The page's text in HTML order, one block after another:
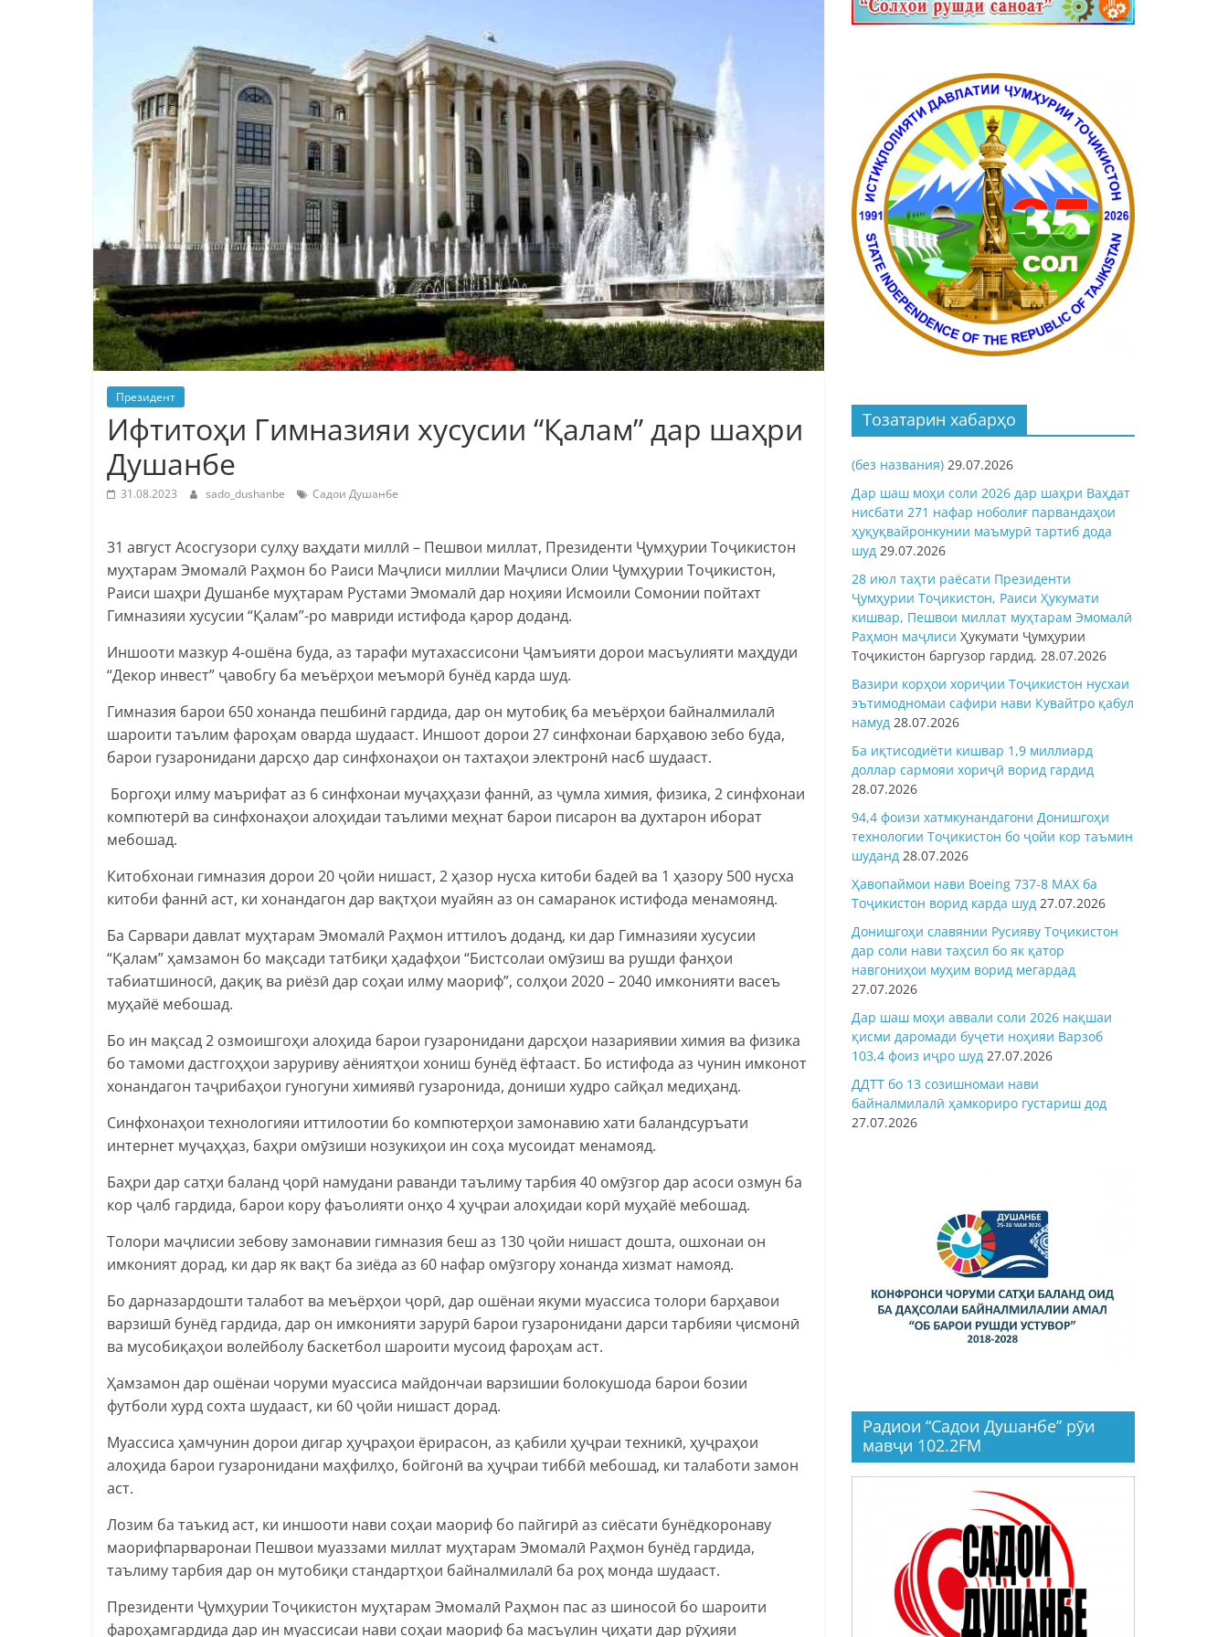
Президент
Ифтитоҳи Гимназияи хусусии “Қалам” дар шаҳри
Душанбе
31.08.2023 sado_dushanbe Садои Душанбе
31 август Асосгузори сулҳу ваҳдати миллӣ – Пешвои миллат, Президенти Ҷумҳурии Тоҷикистон
муҳтарам Эмомалӣ Раҳмон бо Раиси Маҷлиси миллии Маҷлиси Олии Ҷумҳурии Тоҷикистон,
Раиси шаҳри Душанбе муҳтарам Рустами Эмомалӣ дар ноҳияи Исмоили Сомонии пойтахт
Гимназияи хусусии “Қалам”-ро мавриди истифода қарор доданд.
Иншооти мазкур 4-ошёна буда, аз тарафи мутахассисони Ҷамъияти дорои масъулияти маҳдуди
“Декор инвест” ҷавобгу ба меъёрҳои меъморӣ бунёд карда шуд.
Гимназия барои 650 хонанда пешбинӣ гардида, дар он мутобиқ ба меъёрҳои байналмилалӣ
шароити таълим фароҳам оварда шудааст. Иншоот дорои 27 синфхонаи барҳавою зебо буда,
барои гузаронидани дарсҳо дар синфхонаҳои он тахтаҳои электронӣ насб шудааст.
Боргоҳи илму маърифат аз 6 синфхонаи муҷаҳҳази фаннӣ, аз ҷумла химия, физика, 2 синфхонаи
компютерӣ ва синфхонаҳои алоҳидаи таълими меҳнат барои писарон ва духтарон иборат
мебошад.
Китобхонаи гимназия дорои 20 ҷойи нишаст, 2 ҳазор нусха китоби бадеӣ ва 1 ҳазору 500 нусха
китоби фаннӣ аст, ки хонандагон дар вақтҳои муайян аз он самаранок истифода менамоянд.
Ба Сарвари давлат муҳтарам Эмомалӣ Раҳмон иттилоъ доданд, ки дар Гимназияи хусусии
“Қалам” ҳамзамон бо мақсади татбиқи ҳадафҳои “Бистсолаи омӯзиш ва рушди фанҳои
табиатшиносӣ, дақиқ ва риёзӣ дар соҳаи илму маориф”, солҳои 2020 – 2040 имконияти васеъ
муҳайё мебошад.
Бо ин мақсад 2 озмоишгоҳи алоҳида барои гузаронидани дарсҳои назариявии химия ва физика
бо тамоми дастгоҳҳои заруриву аёниятҳои хониш бунёд ёфтааст. Бо истифода аз чунин имконот
хонандагон таҷрибаҳои гуногуни химиявӣ гузаронида, дониши худро сайқал медиҳанд.
Синфхонаҳои технологияи иттилоотии бо компютерҳои замонавию хати баландсуръати
интернет муҷаҳҳаз, баҳри омӯзиши нозукиҳои ин соҳа мусоидат менамояд.
Баҳри дар сатҳи баланд ҷорӣ намудани раванди таълиму тарбия 40 омӯзгор дар асоси озмун ба
кор ҷалб гардида, барои кору фаъолияти онҳо 4 ҳуҷраи алоҳидаи корӣ муҳайё мебошад.
Толори маҷлисии зебову замонавии гимназия беш аз 130 ҷойи нишаст дошта, ошхонаи он
имконият дорад, ки дар як вақт ба зиёда аз 60 нафар омӯзгору хонанда хизмат намояд.
Бо дарназардошти талабот ва меъёрҳои ҷорӣ, дар ошёнаи якуми муассиса толори барҳавои
варзишӣ бунёд гардида, дар он имконияти зарурӣ барои гузаронидани дарси тарбияи ҷисмонӣ
ва мусобиқаҳои волейболу баскетбол шароити мусоид фароҳам аст.
Ҳамзамон дар ошёнаи чоруми муассиса майдончаи варзишии болокушода барои бозии
футболи хурд сохта шудааст, ки 60 ҷойи нишаст дорад.
Муассиса ҳамчунин дорои дигар ҳуҷраҳои ёрирасон, аз қабили ҳуҷраи техникӣ, ҳуҷраҳои
алоҳида барои гузаронидани маҳфилҳо, бойгонӣ ва ҳуҷраи тиббӣ мебошад, ки талаботи замон
аст.
Лозим ба таъкид аст, ки иншооти нави соҳаи маориф бо пайгирӣ аз сиёсати бунёдкоронаву
маорифпарваронаи Пешвои муаззами миллат муҳтарам Эмомалӣ Раҳмон бунёд гардида,
таълиму тарбия дар он мутобиқи стандартҳои байналмилалӣ ба роҳ монда шудааст.
Президенти Ҷумҳурии Тоҷикистон муҳтарам Эмомалӣ Раҳмон пас аз шиносоӣ бо шароити
фароҳамгардида дар ин муассисаи нави соҳаи маориф ба масъулин ҷиҳати дар рӯҳияи
Тозатарин хабарҳо
(без названия) 29.07.2026
Дар шаш моҳи соли 2026 дар шаҳри Ваҳдат
нисбати 271 нафар ноболиғ парвандаҳои
ҳуқуқвайронкунии маъмурӣ тартиб дода
шуд 29.07.2026
28 июл таҳти раёсати Президенти
Ҷумҳурии Тоҷикистон, Раиси Ҳукумати
кишвар, Пешвои миллат муҳтарам Эмомалӣ
Раҳмон маҷлиси Ҳукумати Ҷумҳурии
Тоҷикистон баргузор гардид. 28.07.2026
Вазири корҳои хориҷии Тоҷикистон нусхаи
эътимодномаи сафири нави Кувайтро қабул
намуд 28.07.2026
Ба иқтисодиёти кишвар 1,9 миллиард
доллар сармояи хориҷӣ ворид гардид
28.07.2026
94,4 фоизи хатмкунандагони Донишгоҳи
технологии Тоҷикистон бо ҷойи кор таъмин
шуданд 28.07.2026
Ҳавопаймои нави Boeing 737-8 MAX ба
Тоҷикистон ворид карда шуд 27.07.2026
Донишгоҳи славянии Русияву Тоҷикистон
дар соли нави таҳсил бо як қатор
навгониҳои муҳим ворид мегардад
27.07.2026
Дар шаш моҳи аввали соли 2026 нақшаи
қисми даромади буҷети ноҳияи Варзоб
103,4 фоиз иҷро шуд 27.07.2026
ДДТТ бо 13 созишномаи нави
байналмилалӣ ҳамкориро густариш дод
27.07.2026
Радиои “Садои Душанбе” рӯи
мавҷи 102.2FM